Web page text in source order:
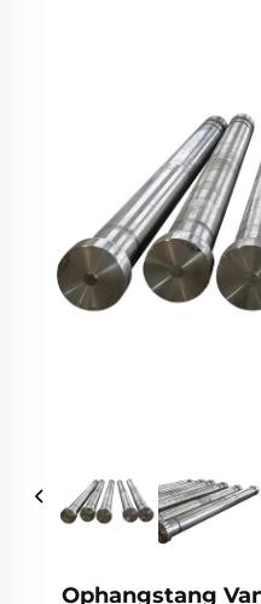
Ophangstang